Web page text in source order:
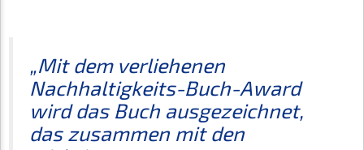
„Mit dem verliehenen
Nachhaltigkeits-Buch-Award
wird das Buch ausgezeichnet,
das zusammen mit den